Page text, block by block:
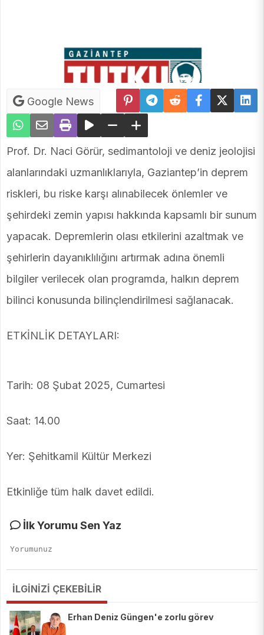
Google News
Prof. Dr. Naci Görür, sedimantoloji ve deniz jeolojisi
alanlarındaki uzmanlıklarıyla, Gaziantep’in deprem
riskleri, bu riske karşı alınabilecek önlemler ve
şehirdeki zemin yapısı hakkında kapsamlı bir sunum
yapacak. Depremlerin olası etkilerini azaltmak ve
şehirlerin dayanıklılığını artırmak adına önemli
bilgiler verilecek olan programda, halkın deprem
bilinci konusunda bilinçlendirilmesi sağlanacak.
ETKİNLİK DETAYLARI:
Tarih: 08 Şubat 2025, Cumartesi
Saat: 14.00
Yer: Şehitkamil Kültür Merkezi
Etkinliğe tüm halk davet edildi.
İlk Yorumu Sen Yaz
İLGİNİZİ ÇEKEBİLİR
Erhan Deniz Güngen'e zorlu görev